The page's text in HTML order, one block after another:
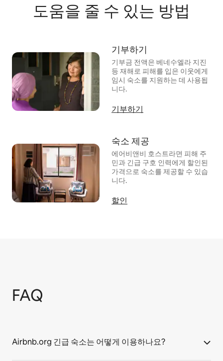
도움을 줄 수 있는 방법
기부하기
기부금 전액은 베네수엘라 지진
등 재해로 피해를 입은 이웃에게
임시 숙소를 지원하는 데 사용됩
니다.
기부하기
숙소 제공
에어비앤비 호스트라면 피해 주
민과 긴급 구호 인력에게 할인된
가격으로 숙소를 제공할 수 있습
니다.
할인
FAQ
Airbnb.org 긴급 숙소는 어떻게 이용하나요?